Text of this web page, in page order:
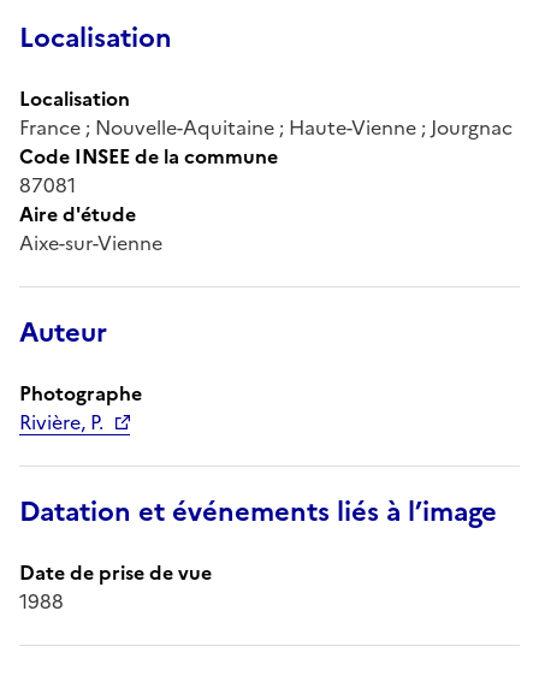
Localisation
Localisation
France ; Nouvelle-Aquitaine ; Haute-Vienne ; Jourgnac
Code INSEE de la commune
87081
Aire d'étude
Aixe-sur-Vienne
Auteur
Photographe
Rivière, P.
Datation et événements liés à l’image
Date de prise de vue
1988